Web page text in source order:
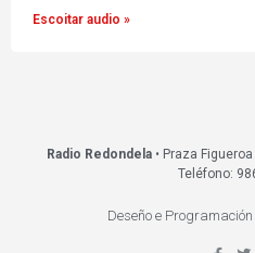
Escoitar audio »
Radio Redondela• Praza
Teléfono:
Deseño e